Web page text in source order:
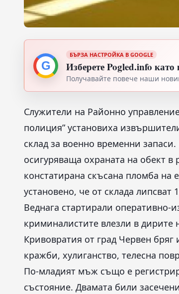
G
БЪРЗА НАСТРОЙКА В GOOGLE
Изберете Pogled.info
Получавайте повече наши
Служители на Районно
полиция” установиха
склад за военно временни
осигуряваща охраната на обект
констатирана скъсана пломба
установено, че от склада
Веднага стартирали оперативно-
криминалистите влезли в
Кривовратия от град Червен
кражби, хулиганство, телесна
По-младият мъж също е
състояние. Двамата били